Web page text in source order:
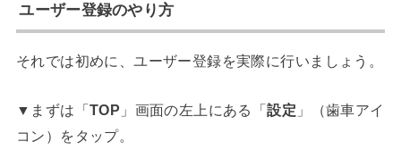
ユーザー登録のやり方
それでは初めに、ユーザー登録を実際に行いましょう。
▼まずは「TOP 」画面の左上にある「設定 」（歯車アイ
コン）をタップ。